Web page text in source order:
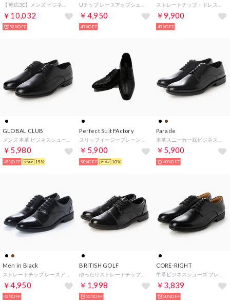
￥10,032
52%OFF
￥4,950
43%OFF
￥9,900
43%OFF
GLOBAL CLUB
￥5,980
45%OFF 15%
Perfect Suit FActory
￥5,900
58%OFF 10%
Parade
￥5,900
40%OFF
Men in Black
￥4,950
43%OFF
BRITISH GOLF
￥1,998
53%OFF
CORE-RIGHT
￥3,839
50%OFF